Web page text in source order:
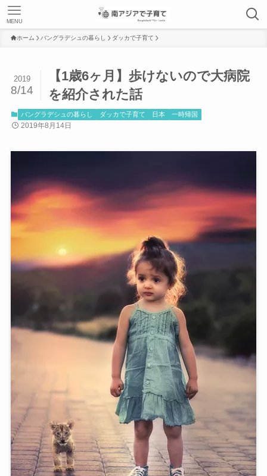
MENU
ホーム バングラデシュの暮らし ダッカで子育て
【1歳6ヶ月】歩けないので大病院
を紹介された話
2019
8/14
バングラデシュの暮らし ダッカで子育て 日本 一時帰国
2019年8月14日